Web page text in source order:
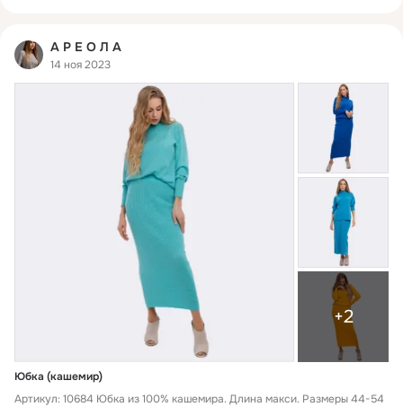
А Р Е О Л А
14 ноя 2023
+2
Юбка (кашемир)
Артикул: 10684 Юбка из 100% кашемира. Длина макси. Размеры 44-54